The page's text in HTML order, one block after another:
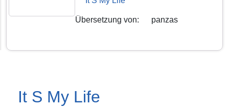
Übersetzung von: panzas
It S My Life